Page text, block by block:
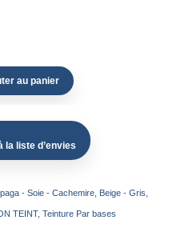
au panier
la liste d’envies
- Soie - Cachemire, Beige - Gris,
TEINT, Teinture Par bases